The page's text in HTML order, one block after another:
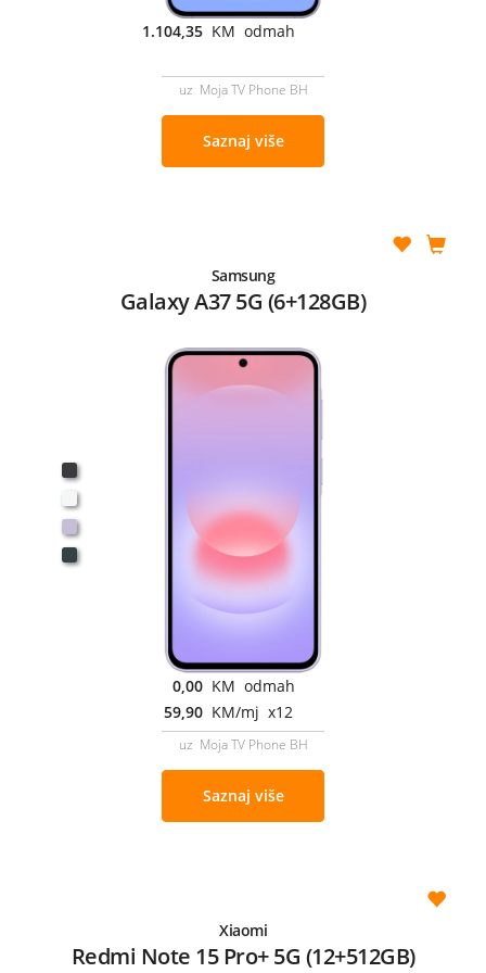
1.104,35 KM odmah
uz Moja TV Phone BH
Saznaj više
Samsung
Galaxy A37 5G (6+128GB)
0,00 KM odmah
59,90 KM/mj x12
uz Moja TV Phone BH
Saznaj više
Xiaomi
Redmi Note 15 Pro+ 5G (12+512GB)